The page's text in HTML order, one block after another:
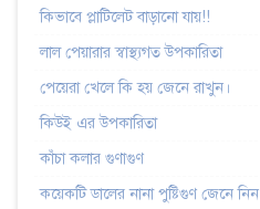
কিভাবে প্লাটিলেট বাড়ানো যায়!!
লাল পেয়ারার স্বাস্থ্যগত উপকারিতা
পেয়েরা খেলে কি হয় জেনে রাখুন।
কিউই এর উপকারিতা
কাঁচা কলার গুণাগুণ
কয়েকটি ডালের নানা পুষ্টিগুণ জেনে নিন